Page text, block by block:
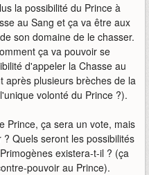
la possibilité du Prince à
au Sang et ça va être aux
son domaine de le chasser.
ça va pouvoir se
d'appeler la Chasse au
après plusieurs brèches de la
volonté du Prince ?).
Prince, ça sera un vote, mais
Quels seront les possibilités
existera-t-il ? (ça
pouvoir au Prince).